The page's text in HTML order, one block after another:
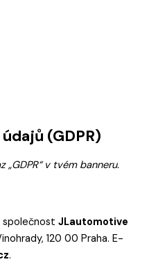
(GDPR)
v tvém banneru.
společnostJLautomotive
120 00 Praha. E-
.